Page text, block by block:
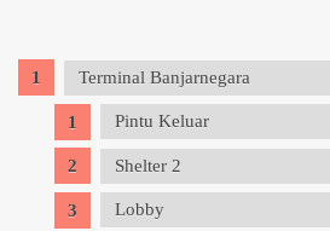
Terminal Banjarnegara
Pintu Keluar
Shelter 2
Lobby